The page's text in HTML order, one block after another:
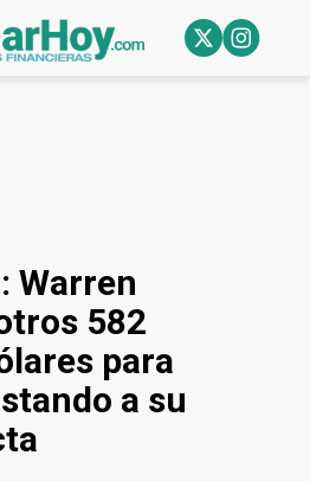
Warren
582
para
a su